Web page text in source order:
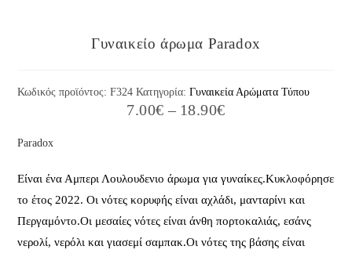
Γυναικείο άρωμα Paradox
Κωδικός προϊόντος:F324 Κατηγορία:Γυναικεία Αρώματα Τύπου
7.00€ – 18.90€
Paradox
Είναι ένα Αμπερι Λουλουδενιο άρωμα για γυναίκες.Κυκλοφόρησε
το έτος 2022. Οι νότες κορυφής είναι αχλάδι, μανταρίνι και
Περγαμόντο.Οι μεσαίες νότες είναι άνθη πορτοκαλιάς, εσάνς
νερολί, νερόλι και γιασεμί σαμπακ.Οι νότες της βάσης είναι